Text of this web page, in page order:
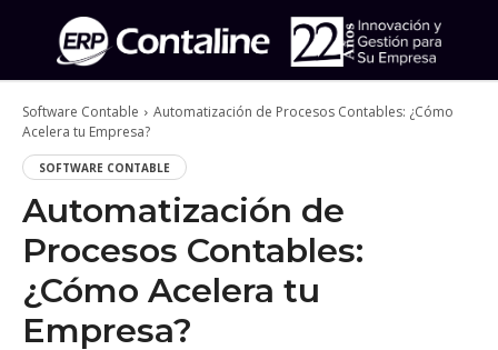
Software Contable
Automatización de Procesos Contables: ¿Cómo
Acelera tu Empresa?
SOFTWARE CONTABLE
Automatización de
Procesos Contables:
¿Cómo Acelera tu
Empresa?